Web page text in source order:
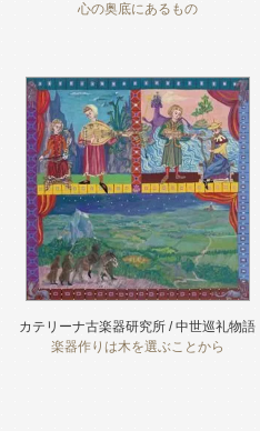
心の奥底にあるもの
カテリーナ古楽器研究所 / 中世巡礼物語
楽器作りは木を選ぶことから